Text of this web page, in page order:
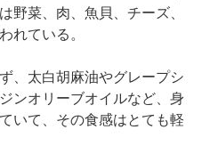
野菜、肉、魚貝、チーズ、
れている。
、太白胡麻油やグレープシ
ンオリーブオイルなど、身
いて、その食感はとても軽